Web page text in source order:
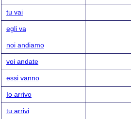
tu vai
egli va
noi andiamo
voi andate
essi vanno
Io arrivo
tu arrivi